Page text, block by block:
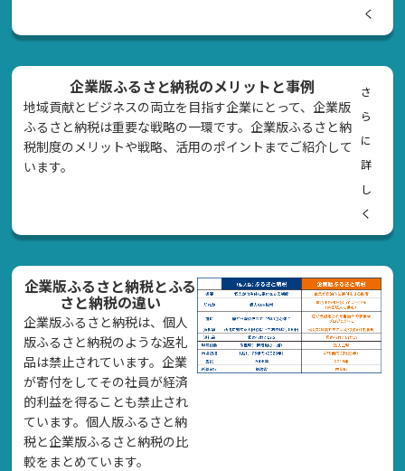
く
企業版ふるさと納税のメリットと事例
地域貢献とビジネスの両立を目指す企業にとって、企業版
ふるさと納税は重要な戦略の一環です。企業版ふるさと納
税制度のメリットや戦略、活用のポイントまでご紹介して
います。
さ
ら
に
詳
し
く
企業版ふるさと納税とふる
さと納税の違い
企業版ふるさと納税は、個人
版ふるさと納税のような返礼
品は禁止されています。企業
が寄付をしてその社員が経済
的利益を得ることも禁止され
ています。個人版ふるさと納
税と企業版ふるさと納税の比
較をまとめています。